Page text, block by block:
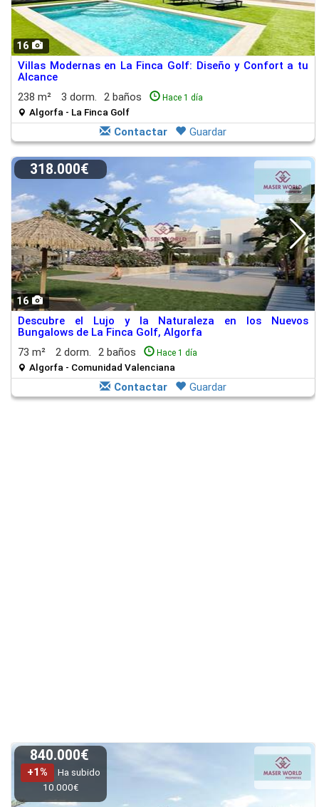
16
Villas Modernas en La Finca Golf: Diseño y Confort a tu
Alcance
238 m²
3 dorm. 2 baños Hace 1 día
Algorfa - La Finca Golf
Contactar Guardar
16
318.000€
Descubre el Lujo y la Naturaleza en los Nuevos
Bungalows de La Finca Golf, Algorfa
73 m²
2 dorm. 2 baños Hace 1 día
Algorfa - Comunidad Valenciana
Contactar Guardar
840.000€
+1%
Ha subido
10.000€